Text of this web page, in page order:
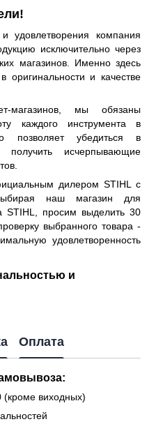
удовлетворения компания
исключительно через
магазинов. Именно здесь
и качестве
магазинов, мы обязаны
каждого инструмента в
позволяет убедиться в
исчерпывающие
дилером STIHL с
наш магазин для
STIHL, просим выделить 30
выбранного товара -
удовлетворенность
и
Оплата
(кроме виходных)